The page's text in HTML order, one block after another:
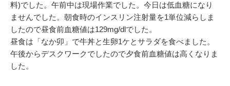
料)でした。午前中は現場作業でした。今日は低血糖になり
ませんでした。朝食時のインスリン注射量を1単位減らしま
したので昼食前血糖値は129mg/dlでした。
昼食は「なか卯」で牛丼と生卵1ケとサラダを食べました。
午後からデスクワークでしたので夕食前血糖値は高くなりま
した。